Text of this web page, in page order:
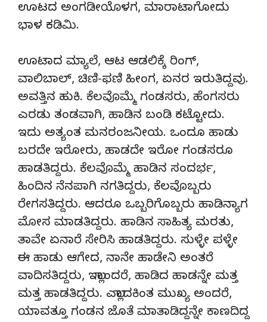
ಊಟದ ಅಂಗಡೀಯೊಳಗ, ಮಾರಾಟಾಗೋದು
ಭಾಳ ಕಡಿಮಿ.
ಊಟಾದ ಮ್ಯಾಲೆ, ಆಟ ಆಡಲಿಕ್ಕೆ ರಿಂಗ್,
ವಾಲಿಬಾಲ್, ಚಿಣಿ-ಫಣಿ ಹೀಂಗ, ಏನರ ಇರುತಿದ್ದವು.
ಅವತ್ತಿನ ಹುಕಿ. ಕೆಲವೊಮ್ಮೆ ಗಂಡಸರು, ಹೆಂಗಸರು
ಎರಡು ತಂಡವಾಗಿ, ಹಾಡಿನ ಬಂಡಿ ಕಟ್ಟೋದು.
ಇದು ಅತ್ಯಂತ ಮನರಂಜನೀಯ. ಒಂದೂ ಹಾಡು
ಬರದೇ ಇರೋರು, ಹಾಡದೇ ಇರೋ ಗಂಡಸರೂ
ಹಾಡತಿದ್ದರು. ಕೆಲವೊಮ್ಮೆ ಹಾಡಿನ ಸಂದರ್ಭ,
ಹಿಂದಿನ ನೆನಪಾಗಿ ನಗತಿದ್ದರು, ಕೆಲವೊಬ್ಬರು
ರೇಗಸತಿದ್ದರು. ಆದರೂ ಒಬ್ಬರಿಗೊಬ್ಬರು ಹಾಡಿನ್ಯಾಗ
ಮೋಸ ಮಾಡತಿದ್ದರು. ಹಾಡಿನ ಸಾಹಿತ್ಯ ಮರತು,
ತಾವೇ ಏನಾರೆ ಸೇರಿಸಿ ಹಾಡತಿದ್ದರು. ಸುಳ್ಳೇ ಪಳ್ಳೇ
ಈ ಹಾಡು ಆಗೇದ, ನಾನೇ ಹಾಡೇನಿ ಅಂತರೆ
ವಾದಿಸತಿದ್ದರು, ಇಲ್ಲಾಂದರೆ, ಹಾಡಿದ ಹಾಡನ್ನೇ ಮತ್ತ
ಮತ್ತ ಹಾಡತಿದ್ದರು. ಎಲ್ಲಾದಕಿಂತ ಮುಖ್ಯ ಅಂದರೆ,
ಯಾವತ್ತೂ ಗಂಡನ ಜೊತೆ ಮಾತಾಡಿದ್ದನ್ನೇ ಕಾಣದಿದ್ದ